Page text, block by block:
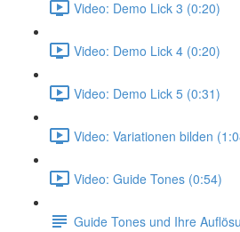
Video: Demo Lick 3 (0:20)
Video: Demo Lick 4 (0:20)
Video: Demo Lick 5 (0:31)
Video: Variationen bilden
Video: Guide Tones (0:54)
Guide Tones und Ihre